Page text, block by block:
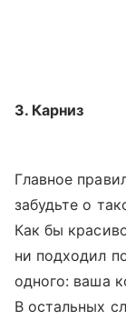
3. Карниз
Главное
забудьте о
Как бы
ни подходил
одного: ваша
В остальных